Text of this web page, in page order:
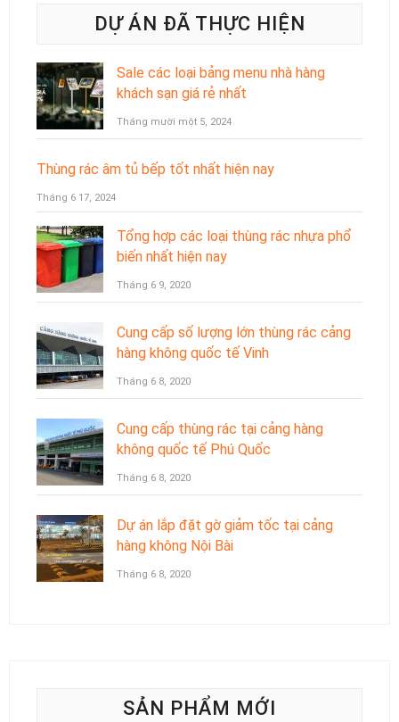
DỰ ÁN ĐÃ THỰC HIỆN
Sale các loại bảng menu nhà hàng
khách sạn giá rẻ nhất
Tháng mười một 5, 2024
Thùng rác âm tủ bếp tốt nhất hiện nay
Tháng 6 17, 2024
Tổng hợp các loại thùng rác nhựa phổ
biến nhất hiện nay
Tháng 6 9, 2020
Cung cấp số lượng lớn thùng rác cảng
hàng không quốc tế Vinh
Tháng 6 8, 2020
Cung cấp thùng rác tại cảng hàng
không quốc tế Phú Quốc
Tháng 6 8, 2020
Dự án lắp đặt gờ giảm tốc tại cảng
hàng không Nội Bài
Tháng 6 8, 2020
SẢN PHẨM MỚI